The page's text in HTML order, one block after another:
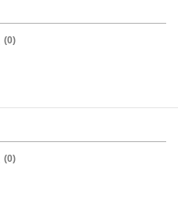
(0)
(0)